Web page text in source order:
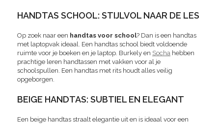
HANDTAS SCHOOL: STIJLVOL NAAR DE LES
Op zoek naar een handtas voor school? Dan is een handtas
met laptopvak ideaal. Een handtas school biedt voldoende
ruimte voor je boeken en je laptop. Burkely en Socha hebben
prachtige leren handtassen met vakken voor al je
schoolspullen. Een handtas met rits houdt alles veilig
opgeborgen.
BEIGE HANDTAS: SUBTIEL EN ELEGANT
Een beige handtas straalt elegantie uit en is ideaal voor een